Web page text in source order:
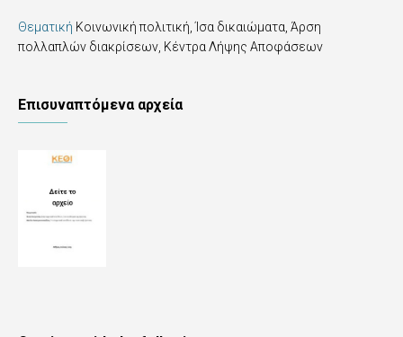
Θεματική Κοινωνική πολιτική, Ίσα δικαιώματα, Άρση
πολλαπλών διακρίσεων Κέντρα Λήψης Αποφάσεων
Επισυναπτόμενα αρχεία